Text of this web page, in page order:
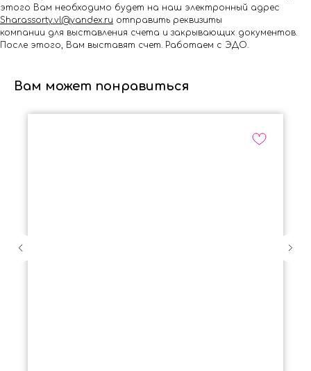
этого Вам необходимо будет на наш электронный адрес
Shar.assorty.vl@yandex.ru отправить реквизиты
компании для выставления счета и закрывающих документов.
После этого, Вам выставят счет. Работаем с ЭДО.
Вам может понравиться